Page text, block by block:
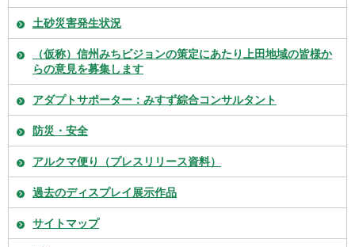
土砂災害発生状況
（仮称）信州みちビジョンの策定にあたり上田地域の皆様か
らの意見を募集します
アダプトサポーター：みすず綜合コンサルタント
防災・安全
アルクマ便り（プレスリリース資料）
過去のディスプレイ展示作品
サイトマップ